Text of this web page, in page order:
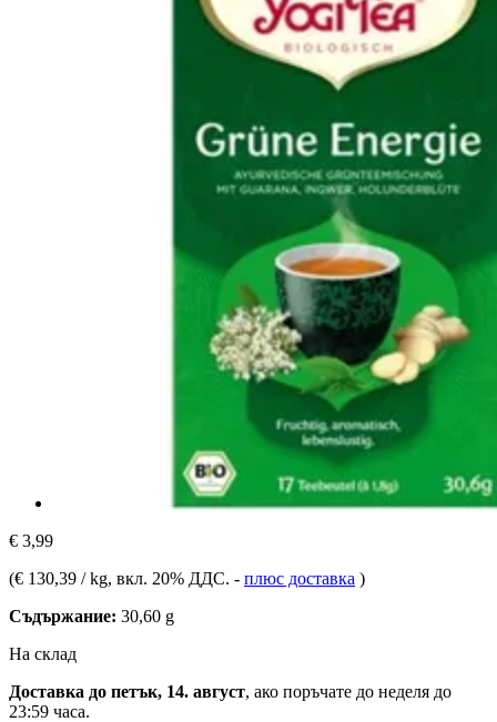
€ 3,99
(€ 130,39 / kg, вкл. 20% ДДС. - плюс доставка )
Съдържание: 30,60 g
На склад
Доставка до петък, 14. август, ако поръчате до неделя до
23:59 часа.